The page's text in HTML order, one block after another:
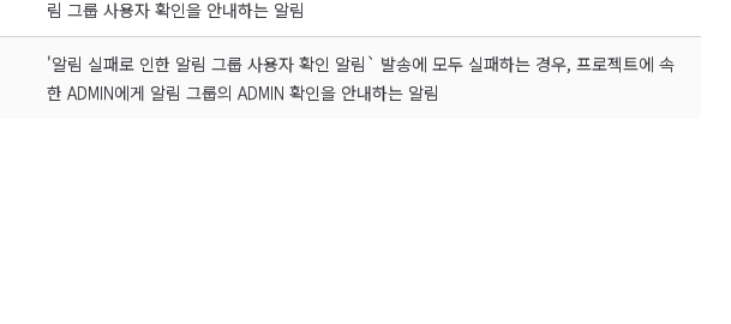
림 그룹 사용자 확인을 안내하는 알림
'알림 실패로 인한 알림 그룹 사용자 확인 알림` 발송에 모두 실패하는 경우, 프로젝트에 속
한 ADMIN에게 알림 그룹의 ADMIN 확인을 안내하는 알림